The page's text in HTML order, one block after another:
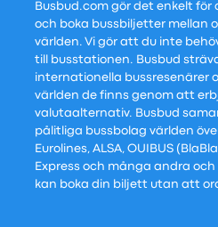
Busbud.com gör det enkelt
och boka bussbiljetter mellan
världen. Vi gör att du inte
till busstationen. Busbud
internationella bussresenärer
världen de finns genom att
valutaalternativ. Busbud
pålitliga bussbolag världen
Eurolines, ALSA, OUIBUS
Express och många andra
kan boka din biljett utan att